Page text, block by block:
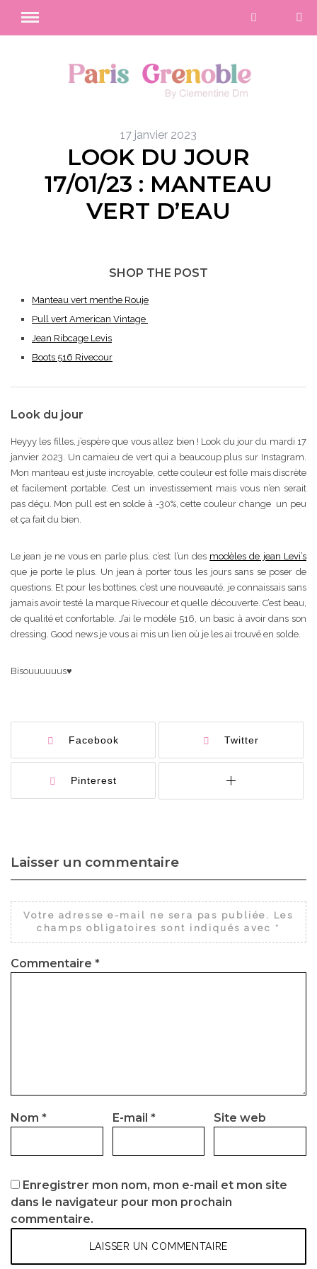
17 janvier 2023
LOOK DU JOUR
17/01/23 : MANTEAU
VERT D’EAU
SHOP THE POST
Manteau vert menthe Rouje
Pull vert American Vintage
Jean Ribcage Levis
Boots 516 Rivecour
Look du jour
Heyyy les filles, j’espère que vous allez bien ! Look du jour du mardi 17
janvier 2023. Un camaieu de vert qui a beaucoup plus sur Instagram.
Mon manteau est juste incroyable, cette couleur est folle mais discrète
et facilement portable. C’est un investissement mais vous n’en serait
pas déçu. Mon pull est en solde à -30%, cette couleur change un peu
et ça fait du bien.
Le jean je ne vous en parle plus, c’est l’un des modèles de jean Levi’s
que je porte le plus. Un jean à porter tous les jours sans se poser de
questions. Et pour les bottines, c’est une nouveauté, je connaissais sans
jamais avoir testé la marque Rivecour et quelle découverte. C’est beau,
de qualité et confortable. J’ai le modèle 516, un basic à avoir dans son
dressing. Good news je vous ai mis un lien où je les ai trouvé en solde.
Bisouuuuuus♥
Facebook Twitter
Pinterest
Laisser un commentaire
Votre adresse e-mail ne sera pas publiée.
Les
champs obligatoires sont indiqués avec *
Commentaire *
Nom * E-mail * Site web
Enregistrer mon nom, mon e-mail et mon site
dans le navigateur pour mon prochain
commentaire.